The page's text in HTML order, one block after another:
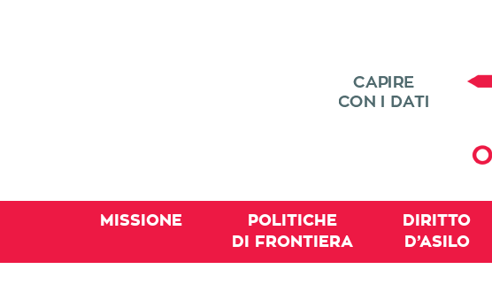
MISSIONE
POLITICHE
DI FRONTIERA
DIRITTO
D’ASILO